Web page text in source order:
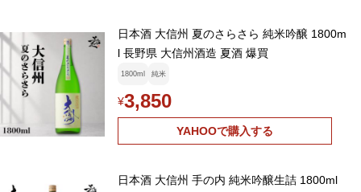
日本酒 大信州 夏のさらさら 純米吟醸 1800m
l 長野県 大信州酒造 夏酒 爆買
1800ml 純米
¥3,850
YAHOOで購入する
日本酒 大信州 手の内 純米吟醸生詰 1800ml